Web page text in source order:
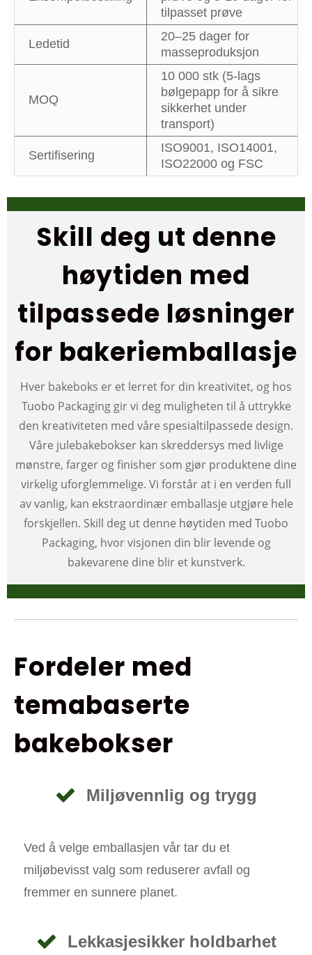
tilpasset prøve
Ledetid
20–25 dager for
masseproduksjon
MOQ
10 000 stk (5-lags
bølgepapp for å sikre
sikkerhet under
transport)
Sertifisering
ISO9001, ISO14001,
ISO22000 og FSC
Skill deg ut denne
høytiden med
tilpassede løsninger
for bakeriemballasje
Hver bakeboks er et lerret for din kreativitet, og hos
Tuobo Packaging gir vi deg muligheten til å uttrykke
den kreativiteten med våre spesialtilpassede design.
Våre julebakebokser kan skreddersys med livlige
mønstre, farger og finisher som gjør produktene dine
virkelig uforglemmelige. Vi forstår at i en verden full
av vanlig, kan ekstraordinær emballasje utgjøre hele
forskjellen. Skill deg ut denne høytiden med Tuobo
Packaging, hvor visjonen din blir levende og
bakevarene dine blir et kunstverk.
Fordeler med
temabaserte
bakebokser
Miljøvennlig og trygg
Ved å velge emballasjen vår tar du et
miljøbevisst valg som reduserer avfall og
fremmer en sunnere planet.
Lekkasjesikker holdbarhet